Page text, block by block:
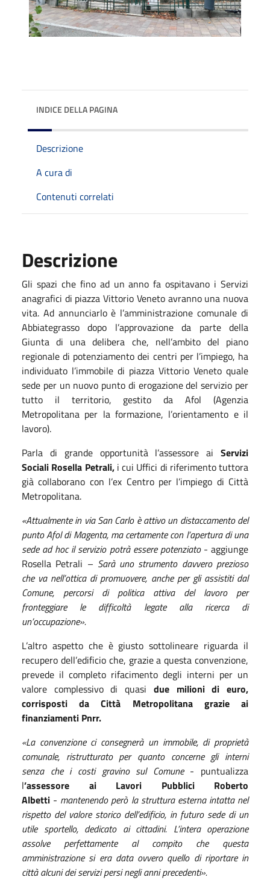
INDICE DELLA PAGINA
Descrizione
A cura di
Contenuti correlati
Descrizione
Gli spazi che fino ad un anno fa ospitavano i Servizi
anagrafici di piazza Vittorio Veneto avranno una nuova
vita. Ad annunciarlo è l’amministrazione comunale di
Abbiategrasso dopo l’approvazione da parte della
Giunta di una delibera che, nell’ambito del piano
regionale di potenziamento dei centri per l’impiego, ha
individuato l’immobile di piazza Vittorio Veneto quale
sede per un nuovo punto di erogazione del servizio per
tutto il territorio, gestito da Afol (Agenzia
Metropolitana per la formazione, l’orientamento e il
lavoro).
Parla di grande opportunità l’assessore ai Servizi
Sociali Rosella Petrali,i cui Uffici di riferimento tuttora
già collaborano con l’ex Centro per l’impiego di Città
Metropolitana.
«Attualmente in via San Carlo è attivo un distaccamento del
punto Afol di Magenta, ma certamente con l’apertura di una
sede ad hoc il servizio potrà essere potenziato- aggiunge
Rosella Petrali – Sarà uno strumento davvero prezioso
che va nell’ottica di promuovere, anche per gli assistiti dal
Comune, percorsi di politica attiva del lavoro per
fronteggiare le difficoltà legate alla ricerca di
un’occupazione».
L’altro aspetto che è giusto sottolineare riguarda il
recupero dell’edificio che, grazie a questa convenzione,
prevede il completo rifacimento degli interni per un
valore complessivo di quasi due milioni di euro,
corrisposti da Città Metropolitana grazie ai
finanziamenti Pnrr.
«La convenzione ci consegnerà un immobile, di proprietà
comunale, ristrutturato per quanto concerne gli interni
senza che i costi gravino sul Comune- puntualizza
l’assessore ai Lavori Pubblici Roberto
Albetti - mantenendo però la struttura esterna intatta nel
rispetto del valore storico dell’edificio, in futuro sede di un
utile sportello, dedicato ai cittadini. L’intera operazione
assolve perfettamente al compito che questa
amministrazione si era data ovvero quello di riportare in
città alcuni dei servizi persi negli anni precedenti».